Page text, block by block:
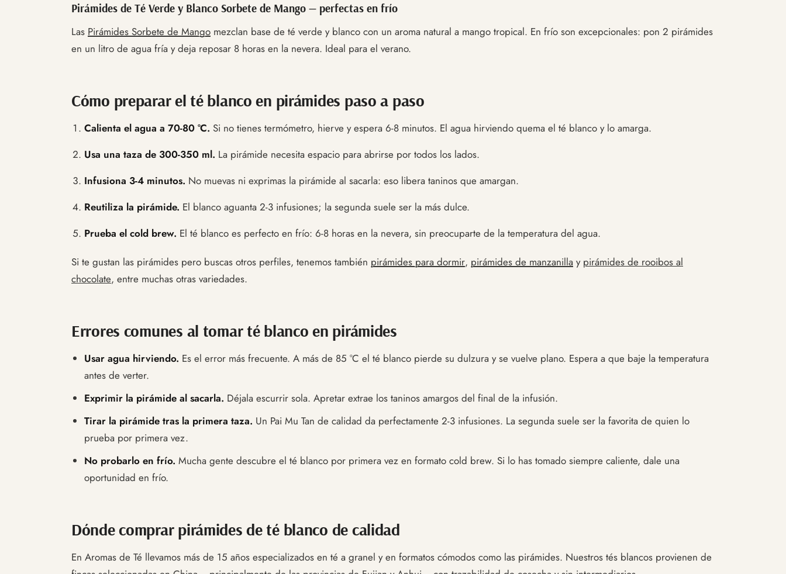
Pirámides de Té Verde y Blanco Sorbete de Mango — perfectas en frío
Las Pirámides Sorbete de Mango mezclan base de té verde y blanco con un aroma natural a mango tropical. En frío son excepcionales: pon 2 pirámides
en un litro de agua fría y deja reposar 8 horas en la nevera. Ideal para el verano.
Cómo preparar el té blanco en pirámides paso a paso
Calienta el agua a 70-80 °C. Si no tienes termómetro, hierve y espera 6-8 minutos. El agua hirviendo quema el té blanco y lo amarga.
Usa una taza de 300-350 ml. La pirámide necesita espacio para abrirse por todos los lados.
Infusiona 3-4 minutos. No muevas ni exprimas la pirámide al sacarla: eso libera taninos que amargan.
Reutiliza la pirámide. El blanco aguanta 2-3 infusiones; la segunda suele ser la más dulce.
Prueba el cold brew. El té blanco es perfecto en frío: 6-8 horas en la nevera, sin preocuparte de la temperatura del agua.
Si te gustan las pirámides pero buscas otros perfiles, tenemos también pirámides para dormir, pirámides de manzanilla y pirámides de rooibos al
chocolate, entre muchas otras variedades.
Errores comunes al tomar té blanco en pirámides
Usar agua hirviendo. Es el error más frecuente. A más de 85 °C el té blanco pierde su dulzura y se vuelve plano. Espera a que baje la temperatura
antes de verter.
Exprimir la pirámide al sacarla. Déjala escurrir sola. Apretar extrae los taninos amargos del final de la infusión.
Tirar la pirámide tras la primera taza. Un Pai Mu Tan de calidad da perfectamente 2-3 infusiones. La segunda suele ser la favorita de quien lo
prueba por primera vez.
No probarlo en frío. Mucha gente descubre el té blanco por primera vez en formato cold brew. Si lo has tomado siempre caliente, dale una
oportunidad en frío.
Dónde comprar pirámides de té blanco de calidad
En Aromas de Té llevamos más de 15 años especializados en té a granel y en formatos cómodos como las pirámides. Nuestros tés blancos provienen de